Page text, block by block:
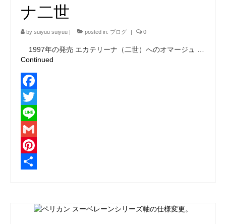
ナ二世
by suiyuu suiyuu | posted in: ブログ | 0
1997年の発売 エカテリーナ（二世）へのオマージュ …
Continued
Facebook
Twitter
Line
Gmail
Pinterest